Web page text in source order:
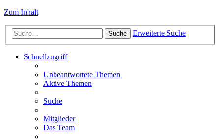
Zum Inhalt
Suche Erweiterte Suche
Schnellzugriff
Unbeantwortete Themen
Aktive Themen
Suche
Mitglieder
Das Team